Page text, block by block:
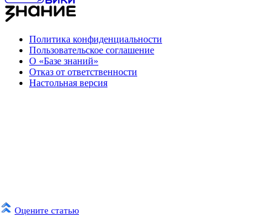
Оцените статью
Политика конфиденциальности
Пользовательское соглашение
О «Базе знаний»
Отказ от ответственности
Настольная версия